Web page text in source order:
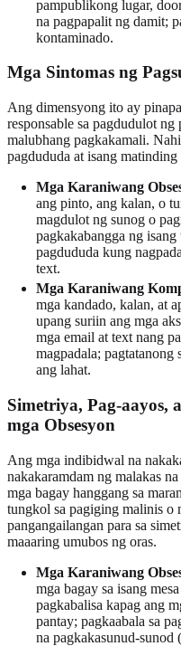
pampublikong lugar,
na pagpapalit ng damit;
kontaminado.
Mga Sintomas ng
Ang dimensyong ito ay
responsable sa pagdudulot
malubhang pagkakamali.
pagdududa at isang
Mga Karaniwang
ang pinto, ang kalan, o
magdulot ng sunog o
pagkakabangga ng
pagdududa kung
text.
Mga Karaniwang
mga kandado, kalan, at
upang suriin ang mga
mga email at text nang
magpadala; pagtatanong
ang lahat.
Simetriya, Pag-aayos,
mga Obsesyon
Ang mga indibidwal na
nakakaramdam ng malakas
mga bagay hanggang sa
tungkol sa pagiging malinis o
pangangailangan para sa
maaaring umubos ng oras.
Mga Karaniwang
mga bagay sa isang
pagkabalisa kapag ang
pantay; pagkaabala sa
na pagkakasunud-